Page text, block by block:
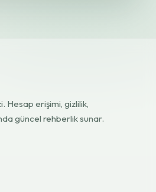
Hesap erişimi, gizlilik,
güncel rehberlik sunar.